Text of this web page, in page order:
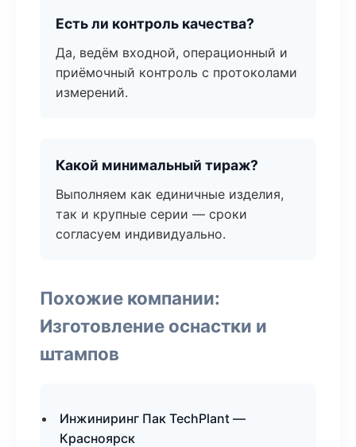
Есть ли контроль качества?
Да, ведём входной, операционный и
приёмочный контроль с протоколами
измерений.
Какой минимальный тираж?
Выполняем как единичные изделия,
так и крупные серии — сроки
согласуем индивидуально.
Похожие компании:
Изготовление оснастки и
штампов
Инжиниринг Пак TechPlant —
Красноярск